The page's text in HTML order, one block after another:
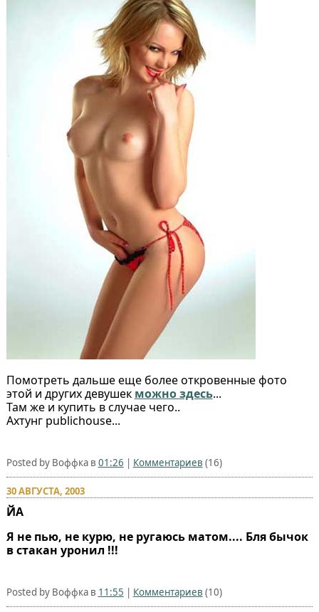
Помотреть дальше еще более откровенные фото
этой и других девушек можно здесь...
Там же и купить в случае чего..
Ахтунг publichouse...
Posted by Воффка в 01:26 | Комментариев (16)
30 АВГУСТА, 2003
ЙА
Я не пью, не курю, не ругаюсь матом.... Бля бычок
в стакан уронил !!!
Posted by Воффка в 11:55 | Комментариев (10)